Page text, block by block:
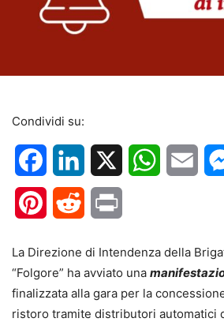
Condividi su:
FacebookLinkedIn WhatsApp
PinterestReddit
La Direzione di Intendenza della
“Folgore” ha avviato una
finalizzata alla gara per la
ristoro tramite distributori automatici